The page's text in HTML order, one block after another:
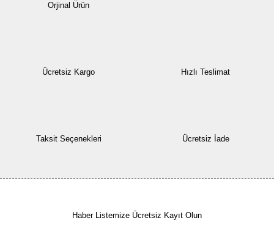
Orjinal Ürün
Ücretsiz Kargo Hızlı Teslimat
Taksit Seçenekleri Ücretsiz İade
Haber Listemize Ücretsiz Kayıt Olun